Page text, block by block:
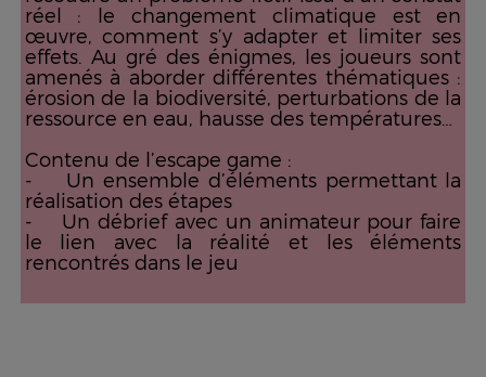
réel : le changement climatique est en
œuvre, comment s’y adapter et limiter ses
effets. Au gré des énigmes, les joueurs sont
amenés à aborder différentes thématiques :
érosion de la biodiversité, perturbations de la
ressource en eau, hausse des températures…
Contenu de l’escape game :
- Un ensemble d’éléments permettant la
réalisation des étapes
- Un débrief avec un animateur pour faire
le lien avec la réalité et les éléments
rencontrés dans le jeu